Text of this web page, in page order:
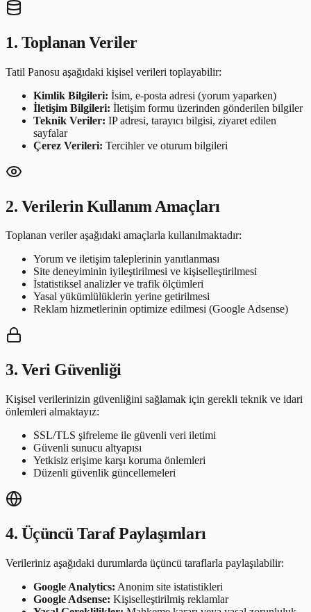
1. Toplanan Veriler
Tatil Panosu aşağıdaki kişisel verileri toplayabilir:
Kimlik Bilgileri: İsim, e-posta adresi (yorum yaparken)
İletişim Bilgileri: İletişim formu üzerinden gönderilen bilgiler
Teknik Veriler: IP adresi, tarayıcı bilgisi, ziyaret edilen
sayfalar
Çerez Verileri: Tercihler ve oturum bilgileri
2. Verilerin Kullanım Amaçları
Toplanan veriler aşağıdaki amaçlarla kullanılmaktadır:
Yorum ve iletişim taleplerinin yanıtlanması
Site deneyiminin iyileştirilmesi ve kişiselleştirilmesi
İstatistiksel analizler ve trafik ölçümleri
Yasal yükümlülüklerin yerine getirilmesi
Reklam hizmetlerinin optimize edilmesi (Google Adsense)
3. Veri Güvenliği
Kişisel verilerinizin güvenliğini sağlamak için gerekli teknik ve idari
önlemleri almaktayız:
SSL/TLS şifreleme ile güvenli veri iletimi
Güvenli sunucu altyapısı
Yetkisiz erişime karşı koruma önlemleri
Düzenli güvenlik güncellemeleri
4. Üçüncü Taraf Paylaşımları
Verileriniz aşağıdaki durumlarda üçüncü taraflarla paylaşılabilir:
Google Analytics: Anonim site istatistikleri
Google Adsense: Kişiselleştirilmiş reklamlar